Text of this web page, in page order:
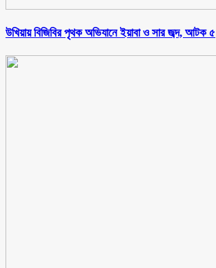
উখিয়ায় বিজিবির পৃথক অভিযানে ইয়াবা ও সার জব্দ, আটক ৫